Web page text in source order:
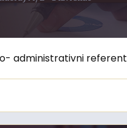
administrativni referent